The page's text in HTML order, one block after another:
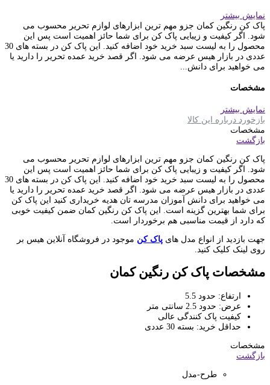
نمایش بیشتر
پاک کن رنگین کمان جزو مهم ترین ابزارهای لوازم تحریر محسوب می
شود. اگر کیفیت و زیبایی پاک کن برای شما حائز اهمیت است پس این
محصول را به لیست سبد خرید خود اضافه کنید. این پاک کن در بسته های 30
عددی در بازار هیس عرضه می شود. اگر قصد خرید عمده تحریر را دارید یا
می خواهید برای دانش...
مشخصات
نمایش بیشتر
بازخورد درباره این کالا
مشخصات
بازگشت
پاک کن رنگین کمان جزو مهم ترین ابزارهای لوازم تحریر محسوب می
شود. اگر کیفیت و زیبایی پاک کن برای شما حائز اهمیت است پس این
محصول را به لیست سبد خرید خود اضافه کنید. این پاک کن در بسته های 30
عددی در بازار هیس عرضه می شود. اگر قصد خرید عمده تحریر را دارید یا
می خواهید برای دانش آموزان مدرسه تان هدیه خریداری کنید این پاک کن
برای شما بهترین گزینه است. این پاک کن رنگین کمان ضمن کیفیت خوبی
که دارد از قیمت مناسبی هم برخوردار است.
جهت بازدید از انواع مدل های پاک کن موجود در فروشگاه آنلاین هیس بر
روی لینک کلیک کنید.
مشخصات پاک کن رنگین کمان
ارتفاع: حدود 5.5
عرض: حدود 2.5 سانتی متر
کیفیت پاک کنندگی عالی
حداقل خرید: بسته 30 عددی
مشخصات
بازگشت
طرح-مدل